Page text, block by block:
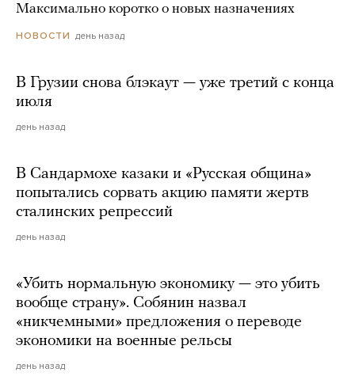
Максимально коротко о новых назначениях
НОВОСТИ день назад
В Грузии снова блэкаут — уже третий с конца
июля
день назад
В Сандармохе казаки и «Русская община»
попытались сорвать акцию памяти жертв
сталинских репрессий
день назад
«Убить нормальную экономику — это убить
вообще страну». Собянин назвал
«никчемными» предложения о переводе
экономики на военные рельсы
день назад